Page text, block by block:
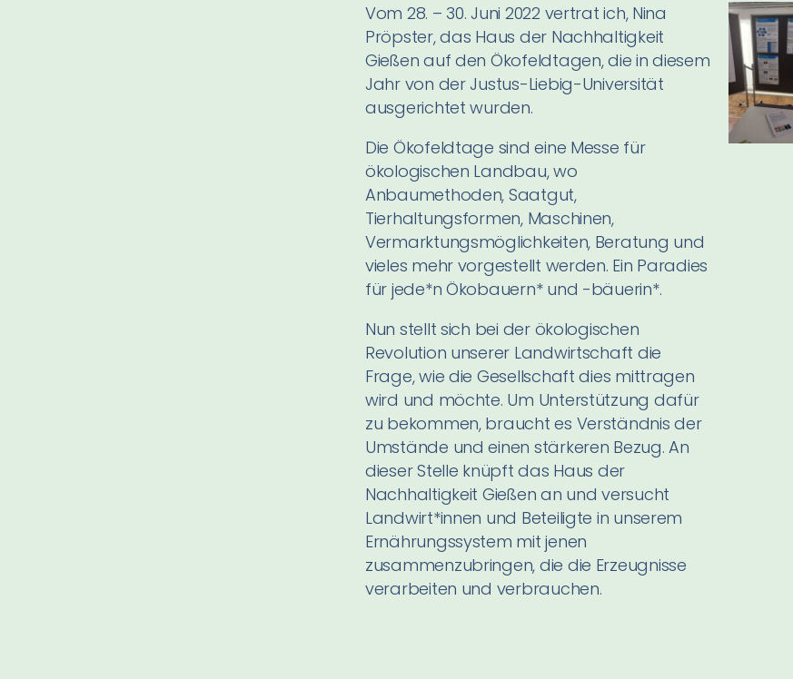
Vom 28. – 30. Juni 2022 vertrat ich, Nina
Pröpster, das Haus der Nachhaltigkeit
Gießen auf den Ökofeldtagen, die in diesem
Jahr von der Justus-Liebig-Universität
ausgerichtet wurden.
Die Ökofeldtage sind eine Messe für
ökologischen Landbau, wo
Anbaumethoden, Saatgut,
Tierhaltungsformen, Maschinen,
Vermarktungsmöglichkeiten, Beratung und
vieles mehr vorgestellt werden. Ein Paradies
für jede*n Ökobauern* und -bäuerin*.
Nun stellt sich bei der ökologischen
Revolution unserer Landwirtschaft die
Frage, wie die Gesellschaft dies mittragen
wird und möchte. Um Unterstützung dafür
zu bekommen, braucht es Verständnis der
Umstände und einen stärkeren Bezug.An
dieser Stelle knüpft das Haus der
Nachhaltigkeit Gießen an und versucht
Landwirt*innen und Beteiligte in unserem
Ernährungssystem mit jenen
zusammenzubringen, die die Erzeugnisse
verarbeiten und verbrauchen.